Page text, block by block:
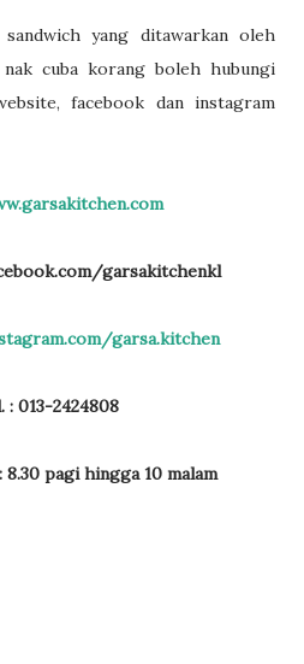
yang ditawarkan oleh
cuba korang boleh hubungi
facebook dan instagram
garsakitchenkl
garsa.kitchen
: 013-2424808
8.30 pagi hingga 10 malam